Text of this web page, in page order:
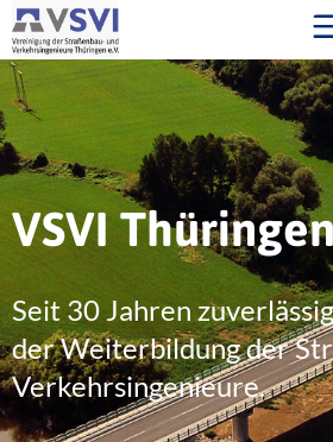
VSVI
Seit 30 Jahren
der Weiterbildung der
Verkehrsingenieure.